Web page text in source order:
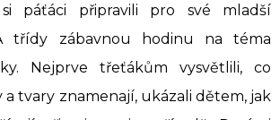
páťáci připravili pro své mladší
třídy zábavnou hodinu na téma
Nejprve třeťákům vysvětlili, co
tvary znamenají, ukázali dětem, jak